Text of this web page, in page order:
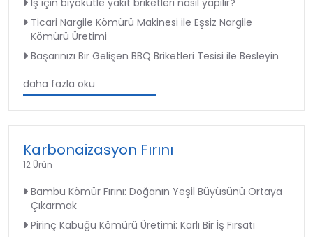
İş için biyokütle yakıt briketleri nasıl yapılır?
Ticari Nargile Kömürü Makinesi ile Eşsiz Nargile
Kömürü Üretimi
Başarınızı Bir Gelişen BBQ Briketleri Tesisi ile Besleyin
daha fazla oku
Karbonaizasyon Fırını
12 Ürün
Bambu Kömür Fırını: Doğanın Yeşil Büyüsünü Ortaya
Çıkarmak
Pirinç Kabuğu Kömürü Üretimi: Karlı Bir İş Fırsatı